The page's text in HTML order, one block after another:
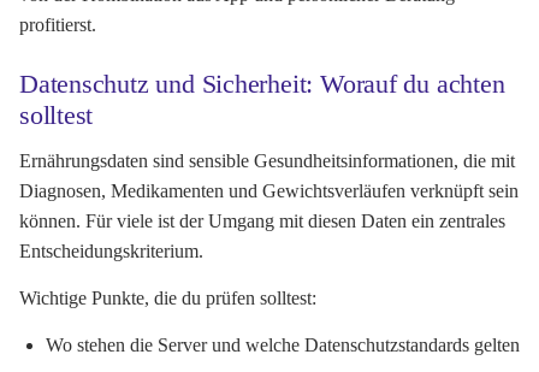
profitierst.
Datenschutz und Sicherheit: Worauf du achten
solltest
Ernährungsdaten sind sensible Gesundheitsinformationen, die mit
Diagnosen, Medikamenten und Gewichtsverläufen verknüpft sein
können. Für viele ist der Umgang mit diesen Daten ein zentrales
Entscheidungskriterium.
Wichtige Punkte, die du prüfen solltest:
Wo stehen die Server und welche Datenschutzstandards gelten